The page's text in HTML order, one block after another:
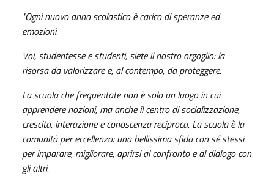
"Ogni nuovo anno scolastico è carico di speranze ed
emozioni.
Voi, studentesse e studenti, siete il nostro orgoglio: la
risorsa da valorizzare e, al contempo, da proteggere.
La scuola che frequentate non è solo un luogo in cui
apprendere nozioni, ma anche il centro di socializzazione,
crescita, interazione e conoscenza reciproca. La scuola è la
comunità per eccellenza: una bellissima sfida con sé stessi
per imparare, migliorare, aprirsi al confronto e al dialogo con
gli altri.